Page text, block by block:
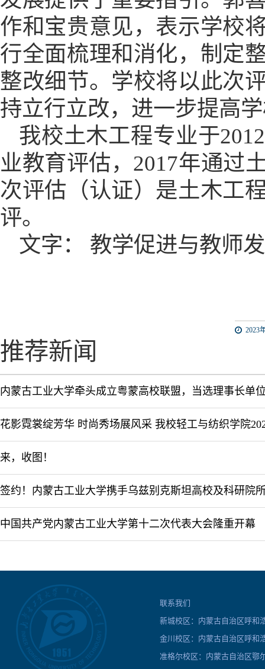
作和宝贵意见，表示学校
行全面梳理和消化，制定
整改细节。学校将以此次
持立行立改，进一步提高
我校土木工程专业于
业教育评估，2017年通过
次评估（认证）是土木工
评。
文字：
教学促进与教师
2023
推荐新闻
内蒙古工业大学牵头成立粤蒙高校联盟，当选理事长单
来，收图！
中国共产党内蒙古工业大学第十二次代表大会隆重开幕
联系我们
新城校区：内蒙古自治区呼
金川校区：内蒙古自治区呼
准格尔校区：内蒙古自治区